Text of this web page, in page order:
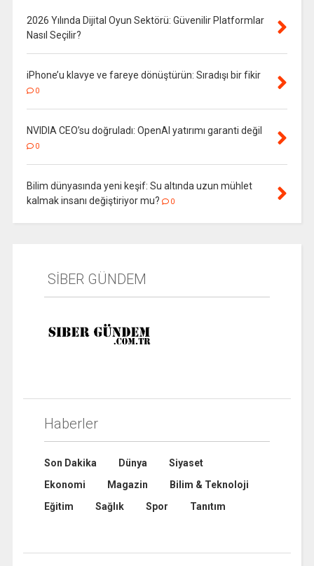
2026 Yılında Dijital Oyun Sektörü: Güvenilir Platformlar
Nasıl Seçilir?
iPhone’u klavye ve fareye dönüştürün: Sıradışı bir fikir
0
NVIDIA CEO’su doğruladı: OpenAI yatırımı garanti değil
0
Bilim dünyasında yeni keşif: Su altında uzun mühlet
kalmak insanı değiştiriyor mu?
0
SİBER GÜNDEM
Haberler
Son Dakika Dünya
Siyaset
Ekonomi
Magazin
Bilim & Teknoloji
Eğitim
Sağlık Spor Tanıtım